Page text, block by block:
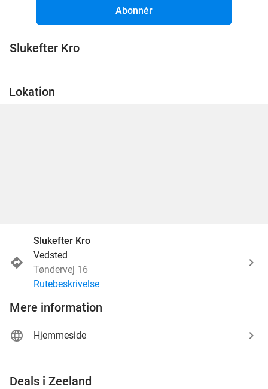
Abonnér
Slukefter Kro
Lokation
Slukefter Kro
Vedsted
Tøndervej 16
Rutebeskrivelse
Mere information
Hjemmeside
Deals i Zeeland